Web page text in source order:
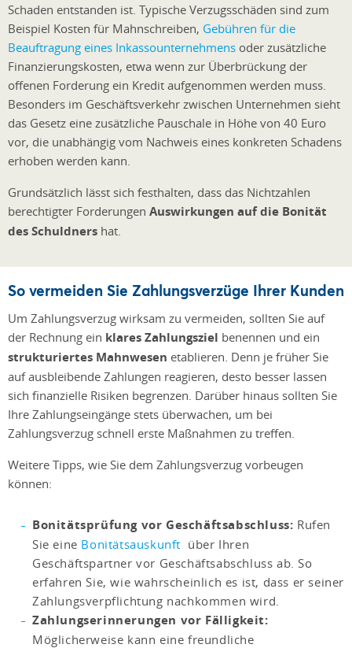
Schaden entstanden ist. Typische Verzugsschäden sind zum
Beispiel Kosten für Mahnschreiben, Gebühren für die
Beauftragung eines Inkassounternehmens oder zusätzliche
Finanzierungskosten, etwa wenn zur Überbrückung der
offenen Forderung ein Kredit aufgenommen werden muss.
Besonders im Geschäftsverkehr zwischen Unternehmen sieht
das Gesetz eine zusätzliche Pauschale in Höhe von 40 Euro
vor, die unabhängig vom Nachweis eines konkreten Schadens
erhoben werden kann.
Grundsätzlich lässt sich festhalten, dass das Nichtzahlen
berechtigter Forderungen Auswirkungen auf die Bonität
des Schuldners hat.
So vermeiden Sie Zahlungsverzüge Ihrer Kunden
Um Zahlungsverzug wirksam zu vermeiden, sollten Sie auf
der Rechnung ein klares Zahlungsziel benennen und ein
strukturiertes Mahnwesen etablieren. Denn je früher Sie
auf ausbleibende Zahlungen reagieren, desto besser lassen
sich finanzielle Risiken begrenzen. Darüber hinaus sollten Sie
Ihre Zahlungseingänge stets überwachen, um bei
Zahlungsverzug schnell erste Maßnahmen zu treffen.
Weitere Tipps, wie Sie dem Zahlungsverzug vorbeugen
können:
Bonitätsprüfung vor Geschäftsabschluss: Rufen
Sie eine Bonitätsauskunft über Ihren
Geschäftspartner vor Geschäftsabschluss ab. So
erfahren Sie, wie wahrscheinlich es ist, dass er seiner
Zahlungsverpflichtung nachkommen wird.
Zahlungserinnerungen vor Fälligkeit:
Möglicherweise kann eine freundliche